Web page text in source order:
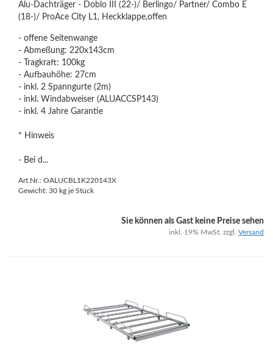
Alu-Dachträger - Doblo III (22-)/ Berlingo/ Partner/ Combo E
(18-)/ ProAce City L1, Heckklappe,offen
- offene Seitenwange
- Abmeßung: 220x143cm
- Tragkraft: 100kg
- Aufbauhöhe: 27cm
- inkl. 2 Spanngurte (2m)
- inkl. Windabweiser (ALUACCSP143)
- inkl. 4 Jahre Garantie
* Hinweis
- Bei d...
Art.Nr.: OALUCBL1K220143X
Gewicht: 30 kg je Stück
Sie können als Gast keine Preise sehen
inkl. 19% MwSt. zzgl. Versand